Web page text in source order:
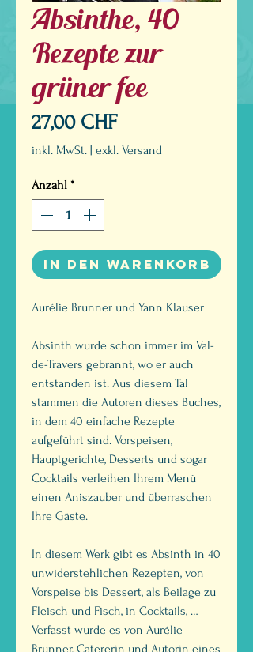
Absinthe, 40
Rezepte zur
grüner fee
27,00 CHFPreis
inkl. MwSt. exkl. Versand
Anzahl *
In den Warenkorb
Aurélie Brunner und Yann Klauser
Absinth wurde schon immer im Val-
de-Travers gebrannt, wo er auch
entstanden ist. Aus diesem Tal
stammen die Autoren dieses Buches,
in dem 40 einfache Rezepte
aufgeführt sind. Vorspeisen,
Hauptgerichte, Desserts und sogar
Cocktails verleihen Ihrem Menü
einen Aniszauber und überraschen
Ihre Gäste.
In diesem Werk gibt es Absinth in 40
unwiderstehlichen Rezepten, von
Vorspeise bis Dessert, als Beilage zu
Fleisch und Fisch, in Cocktails, …
Verfasst wurde es von Aurélie
Brunner, Catererin und Autorin eines